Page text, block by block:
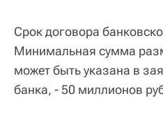
Срок договора
Минимальная сумма
может быть указана в
банка, - 50 миллионов